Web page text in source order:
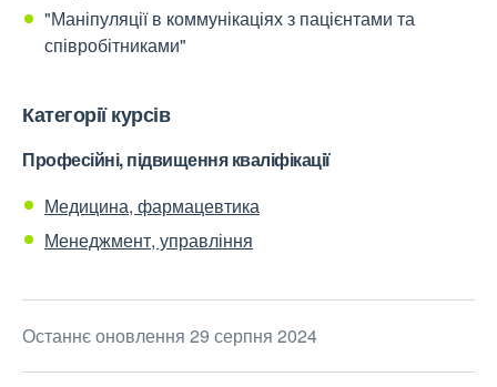
"Маніпуляції в коммунікаціях з пацієнтами та
співробітниками"
Категорії курсів
Професійні, підвищення кваліфікації
Медицина, фармацевтика
Менеджмент, управління
Останнє оновлення 29 серпня 2024